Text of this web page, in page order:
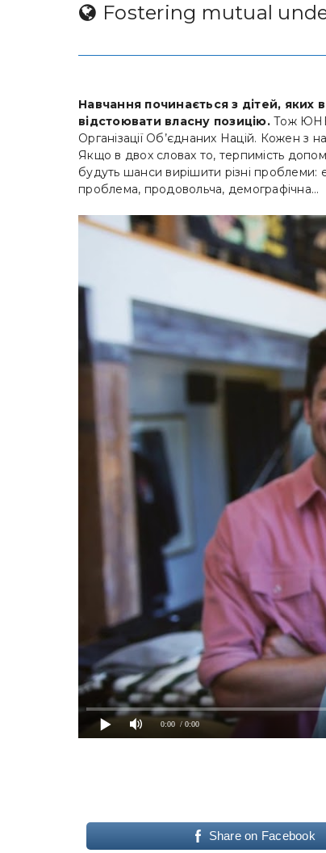
Fostering mutual
Навчання починається з дітей, яких
відстоювати власну позицію.Тож
Організації Об’єднаних Націй. Кожен з
Якщо в двох словах то, терпимість
будуть шанси вирішити різні проблеми:
проблема, продовольча, демографічна…
0:00 / 0:00
Share on Facebook